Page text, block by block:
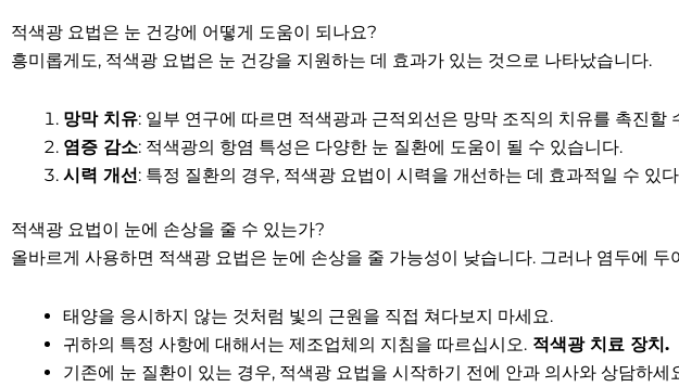
적색광 요법은 눈 건강에 어떻게 도움이 되나요?
흥미롭게도, 적색광 요법은 눈 건강을 지원하는 데 효과가 있는 것으로 나타났습니다.
망막 치유: 일부 연구에 따르면 적색광과 근적외선은 망막 조직의 치유를 촉진할
염증 감소: 적색광의 항염 특성은 다양한 눈 질환에 도움이 될 수 있습니다.
시력 개선: 특정 질환의 경우, 적색광 요법이 시력을 개선하는 데 효과적일 수 있
적색광 요법이 눈에 손상을 줄 수 있는가?
올바르게 사용하면 적색광 요법은 눈에 손상을 줄 가능성이 낮습니다. 그러나 염두에
태양을 응시하지 않는 것처럼 빛의 근원을 직접 쳐다보지 마세요.
귀하의 특정 사항에 대해서는 제조업체의 지침을 따르십시오. 적색광 치료 장치.
기존에 눈 질환이 있는 경우, 적색광 요법을 시작하기 전에 안과 의사와 상담하세